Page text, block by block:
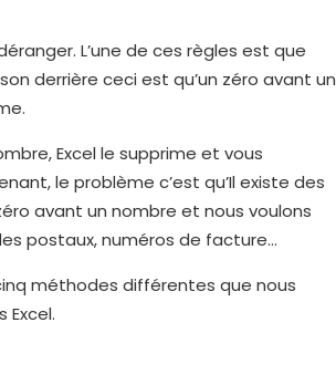
L’une de ces règles est que
derrière ceci est qu’un zéro avant un
Excel le supprime et vous
le problème c’est qu’Il existe des
avant un nombre et nous voulons
postaux, numéros de facture…
méthodes différentes que nous